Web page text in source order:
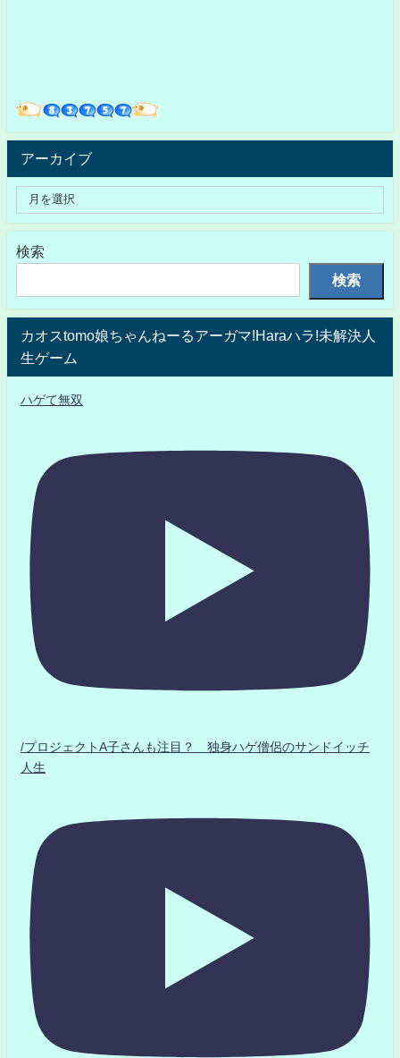
アーカイブ
検索
検索
カオスtomo娘ちゃんねーるアーガマ!Haraハラ!未解決人
生ゲーム
ハゲて無双
/プロジェクトA子さんも注目？ 独身ハゲ僧侶のサンドイッチ
人生